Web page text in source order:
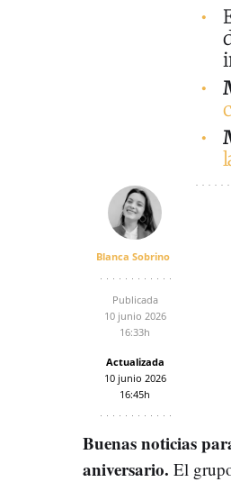
Blanca Sobrino
Publicada
10 junio 2026
16:33h
Actualizada
10 junio 2026
16:45h
Buenas noticias
aniversario. El